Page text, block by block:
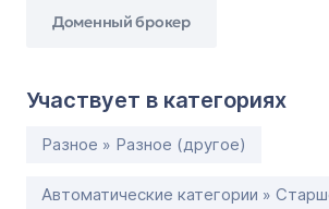
Доменный брокер
Участвует в категориях
Разное » Разное (другое)
Автоматические категории »